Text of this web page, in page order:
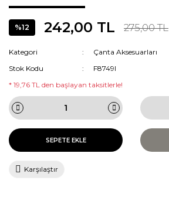
%12 242,00 TL 275,00 TL
Kategori
Çanta Aksesuarları
Stok Kodu
F8749I
* 19,76 TL den başlayan taksitlerle!
SEPETE EKLE
Karşılaştır